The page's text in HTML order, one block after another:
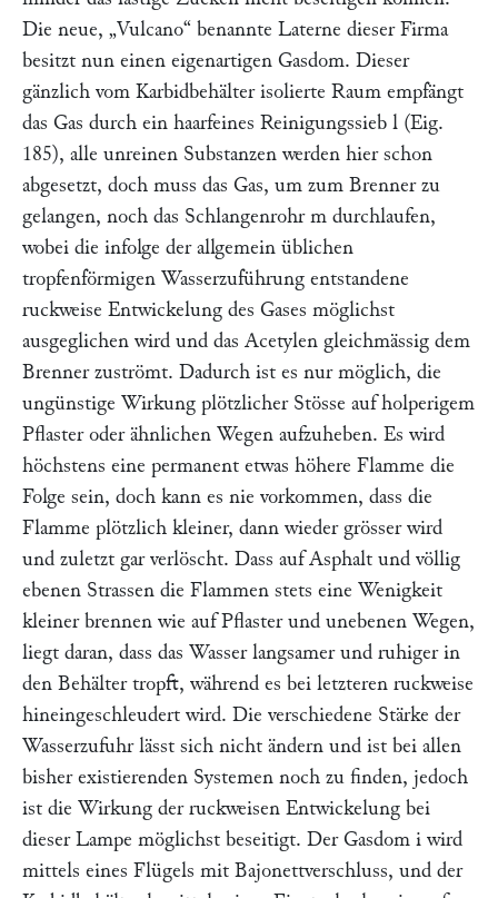
Die neue, „Vulcano“ benannte Laterne dieser Firma
besitzt nun einen eigenartigen Gasdom. Dieser
gänzlich vom Karbidbehälter isolierte Raum empfängt
das Gas durch ein haarfeines Reinigungssieb l (Eig.
185), alle unreinen Substanzen werden hier schon
abgesetzt, doch muss das Gas, um zum Brenner zu
gelangen, noch das Schlangenrohr m durchlaufen,
wobei die infolge der allgemein üblichen
tropfenförmigen Wasserzuführung entstandene
ruckweise Entwickelung des Gases möglichst
ausgeglichen wird und das Acetylen gleichmässig dem
Brenner zuströmt. Dadurch ist es nur möglich, die
ungünstige Wirkung plötzlicher Stösse auf holperigem
Pflaster oder ähnlichen Wegen aufzuheben. Es wird
höchstens eine permanent etwas höhere Flamme die
Folge sein, doch kann es nie vorkommen, dass die
Flamme plötzlich kleiner, dann wieder grösser wird
und zuletzt gar verlöscht. Dass auf Asphalt und völlig
ebenen Strassen die Flammen stets eine Wenigkeit
kleiner brennen wie auf Pflaster und unebenen Wegen,
liegt daran, dass das Wasser langsamer und ruhiger in
den Behälter tropft, während es bei letzteren ruckweise
hineingeschleudert wird. Die verschiedene Stärke der
Wasserzufuhr lässt sich nicht ändern und ist bei allen
bisher existierenden Systemen noch zu finden, jedoch
ist die Wirkung der ruckweisen Entwickelung bei
dieser Lampe möglichst beseitigt. Der Gasdom i wird
mittels eines Flügels mit Bajonettverschluss, und der